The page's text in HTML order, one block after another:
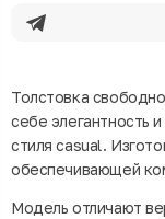
Толстовка
себе элегантность
стиля casual.
обеспечивающей
Модель отличают